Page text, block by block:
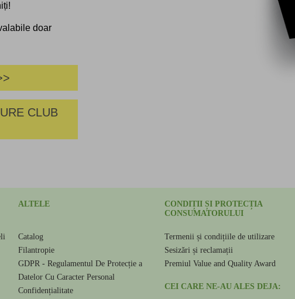
doar
CLUB
ALTELE
Catalog
Filantropie
GDPR - Regulamentul De Protecție a
Datelor Cu Caracter Personal
Confidențialitate
CONDIȚII ȘI PROTECȚIA
CONSUMATORULUI
Termenii și condițiile de utilizare
Sesizări și reclamații
Premiul Value and Quality Award
CEI CARE NE-AU ALES DEJA: